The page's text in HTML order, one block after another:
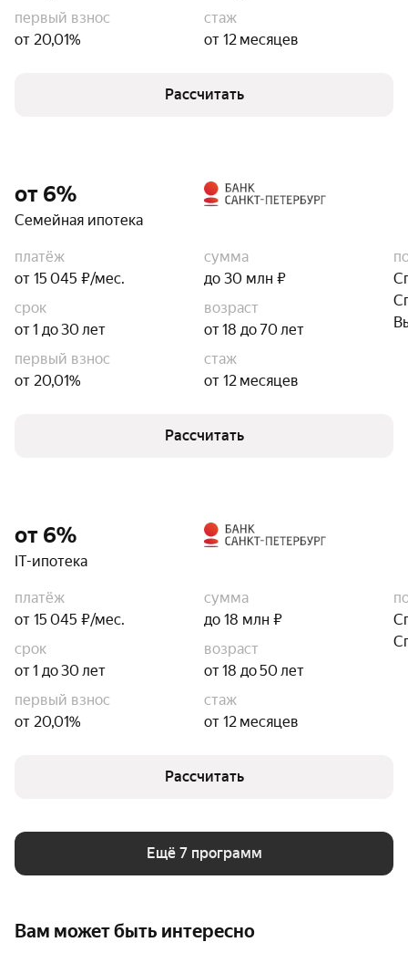
первый взнос
от 20,01%
стаж
от 12 месяцев
Рассчитать
от 6%
Семейная ипотека
платёж
от 15 045 ₽/мес.
сумма
до 30 млн ₽
срок
от 1 до 30 лет
возраст
от 18 до 70 лет
первый взнос
от 20,01%
стаж
от 12 месяцев
Рассчитать
от 6%
IT-ипотека
платёж
от 15 045 ₽/мес.
сумма
до 18 млн ₽
срок
от 1 до 30 лет
возраст
от 18 до 50 лет
первый взнос
от 20,01%
стаж
от 12 месяцев
Рассчитать
Ещё 7 программ
Вам может быть интересно